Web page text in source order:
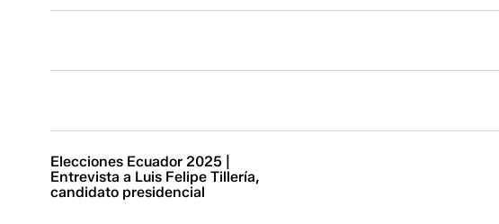
Elecciones Ecuador 2025 |
Entrevista a Luis Felipe Tillería,
candidato presidencial